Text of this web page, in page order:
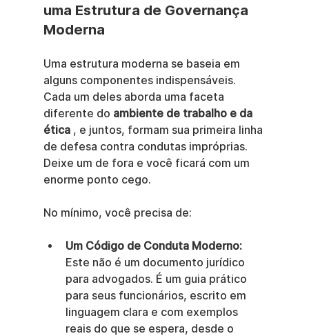
uma Estrutura de Governança
Moderna
Uma estrutura moderna se baseia em
alguns componentes indispensáveis.
Cada um deles aborda uma faceta
diferente do ambiente de trabalho e da
ética , e juntos, formam sua primeira linha
de defesa contra condutas impróprias.
Deixe um de fora e você ficará com um
enorme ponto cego.
No mínimo, você precisa de:
Um Código de Conduta Moderno:
Este não é um documento jurídico
para advogados. É um guia prático
para seus funcionários, escrito em
linguagem clara e com exemplos
reais do que se espera, desde o